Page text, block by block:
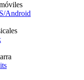
Android